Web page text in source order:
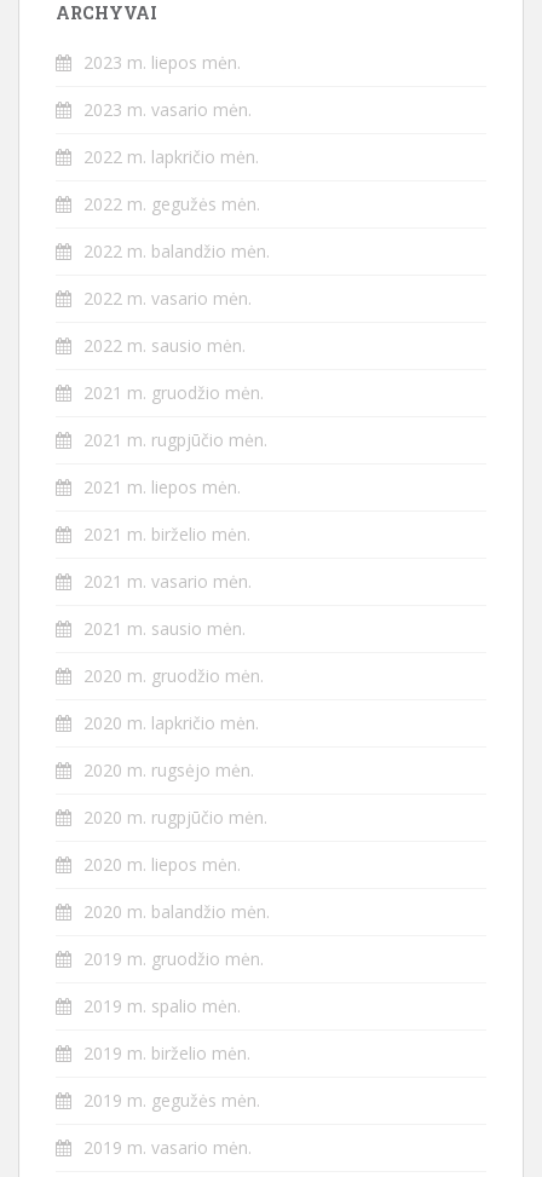
ARCHYVAI
2023 m. liepos mėn.
2023 m. vasario mėn.
2022 m. lapkričio mėn.
2022 m. gegužės mėn.
2022 m. balandžio mėn.
2022 m. vasario mėn.
2022 m. sausio mėn.
2021 m. gruodžio mėn.
2021 m. rugpjūčio mėn.
2021 m. liepos mėn.
2021 m. birželio mėn.
2021 m. vasario mėn.
2021 m. sausio mėn.
2020 m. gruodžio mėn.
2020 m. lapkričio mėn.
2020 m. rugsėjo mėn.
2020 m. rugpjūčio mėn.
2020 m. liepos mėn.
2020 m. balandžio mėn.
2019 m. gruodžio mėn.
2019 m. spalio mėn.
2019 m. birželio mėn.
2019 m. gegužės mėn.
2019 m. vasario mėn.